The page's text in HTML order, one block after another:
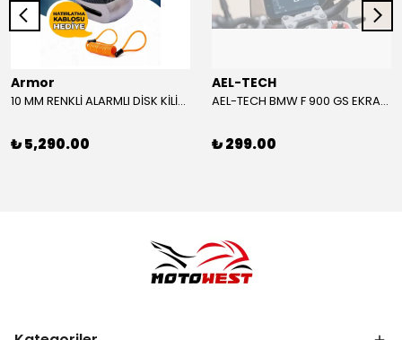
Armor
10 MM RENKLİ ALARMLI DİSK KİLİDİ YENİ VERSİYON
₺ 5,290.00
AEL-TECH
AEL-TECH BMW F 900 GS EKRAN/GÖSTERGE KORUYUCU 2024-2025
₺ 299.00